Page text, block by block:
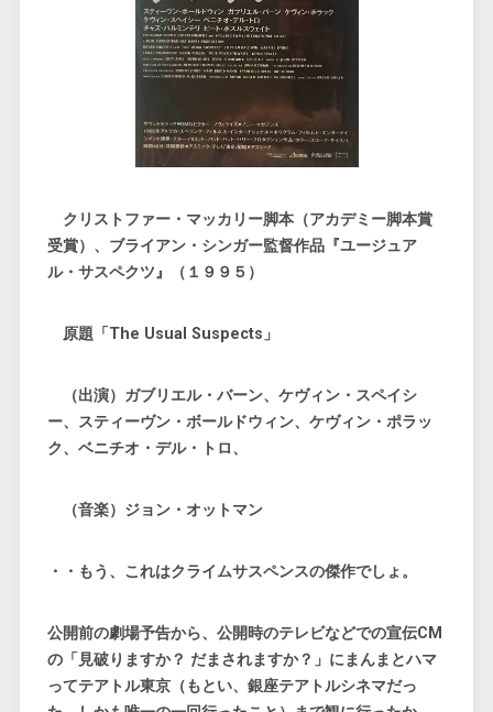
クリストファー・マッカリー脚本（アカデミー脚本賞
受賞）、ブライアン・シンガー監督作品『ユージュア
ル・サスペクツ』（１９９５）
原題「The Usual Suspects」
（出演）ガブリエル・バーン、ケヴィン・スペイシ
ー、スティーヴン・ボールドウィン、ケヴィン・ポラッ
ク、ベニチオ・デル・トロ、
（音楽）ジョン・オットマン
・・もう、これはクライムサスペンスの傑作でしょ。
公開前の劇場予告から、公開時のテレビなどでの宣伝CM
の「見破りますか？ だまされますか？」にまんまとハマ
ってテアトル東京（もとい、銀座テアトルシネマだっ